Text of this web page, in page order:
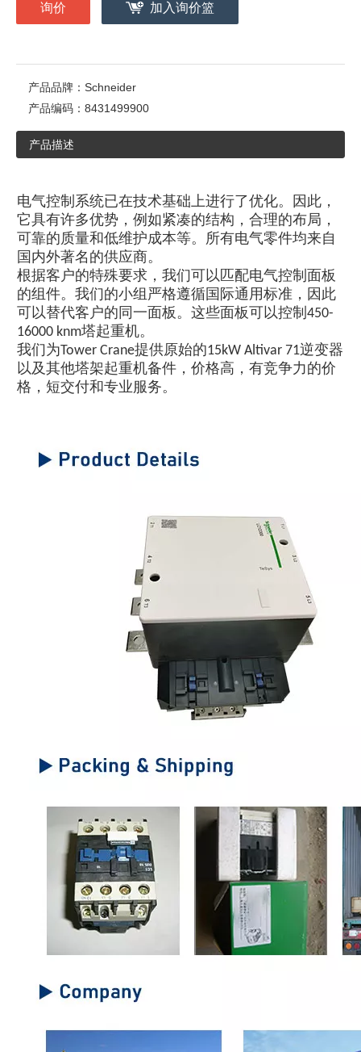
询价 加入询价篮
产品品牌： Schneider
产品编码： 8431499900
产品描述
电气控制系统已在技术基础上进行了优化。因此，
它具有许多优势，例如紧凑的结构，合理的布局，
可靠的质量和低维护成本等。所有电气零件均来自
国内外著名的供应商。
根据客户的特殊要求，我们可以匹配电气控制面板
的组件。我们的小组严格遵循国际通用标准，因此
可以替代客户的同一面板。这些面板可以控制450-
16000 knm塔起重机。
我们为Tower Crane提供原始的15kW Altivar 71逆变器
以及其他塔架起重机备件，价格高，有竞争力的价
格，短交付和专业服务。